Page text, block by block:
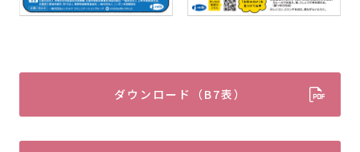
ダウンロード（B7表）